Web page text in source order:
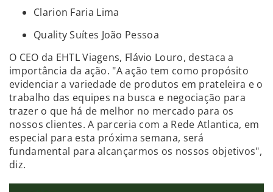
Clarion Faria Lima
Quality Suítes João Pessoa
O CEO da EHTL Viagens, Flávio Louro, destaca a
importância da ação. "A ação tem como propósito
evidenciar a variedade de produtos em prateleira e o
trabalho das equipes na busca e negociação para
trazer o que há de melhor no mercado para os
nossos clientes. A parceria com a Rede Atlantica, em
especial para esta próxima semana, será
fundamental para alcançarmos os nossos objetivos",
diz.